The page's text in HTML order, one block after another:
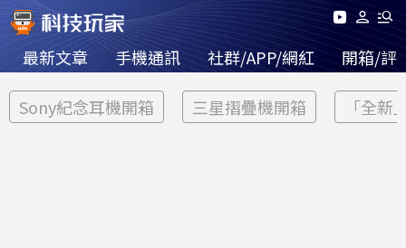
最新文章 手機通訊 社群/APP/網紅 開箱/評
Sony紀念耳機開箱 三星摺疊機開箱 「全新